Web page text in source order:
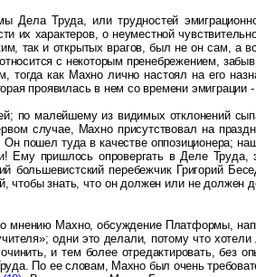
Труда, или трудностей
их характеров, о неуместной
так и открытых врагов, был не он сам, а
с некоторым пренебрежением,
как Махно лично настоял на его
проявилась в нем со времени эмиграции
по малейшему из видимых отклонений
случае, Махно присутствовал на
пошел туда в качестве оппозиционера;
Ему пришлось опровергать в Деле Труда,
перебежчик Григорий
чтобы знать, что он должен или не
мнению Махно, обсуждение Платформы,
одни это делали, потому что
и тем более отредактировать, без
По ее словам, Махно был очень